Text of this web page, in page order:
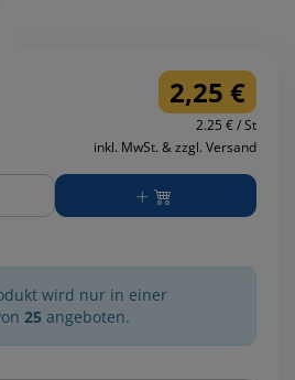
2,25 €
2.25 € / St
inkl. MwSt. & zzgl. Versand
wird nur in einer
25 angeboten.